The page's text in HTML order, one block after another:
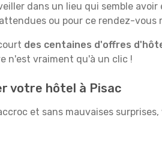
dans un lieu qui semble
ou pour ce rendez-vous
des centaines d'offres
n'est vraiment qu'à un clic !
votre hôtel à Pisac
et sans mauvaises